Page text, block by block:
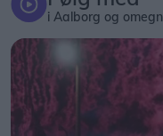
i Aalborg og omegn